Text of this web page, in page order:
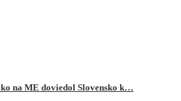
na ME doviedol Slovensko k…